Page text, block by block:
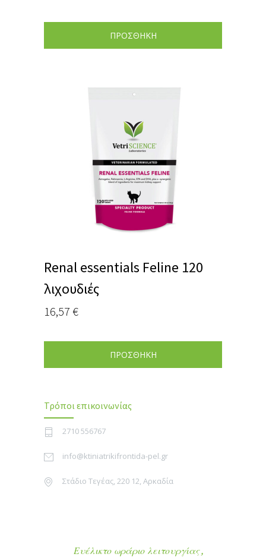
ΠΡΟΣΘΗΚΗ
Renal essentials Feline 120
λιχουδιές
16,57 €
ΠΡΟΣΘΗΚΗ
Τρόποι επικοινωνίας
2710 556767
info@ktiniatrikifrontida-pel.gr
Στάδιο Τεγέας, 220 12, Αρκαδία
Ευέλικτο ωράριο λειτουργίας ,